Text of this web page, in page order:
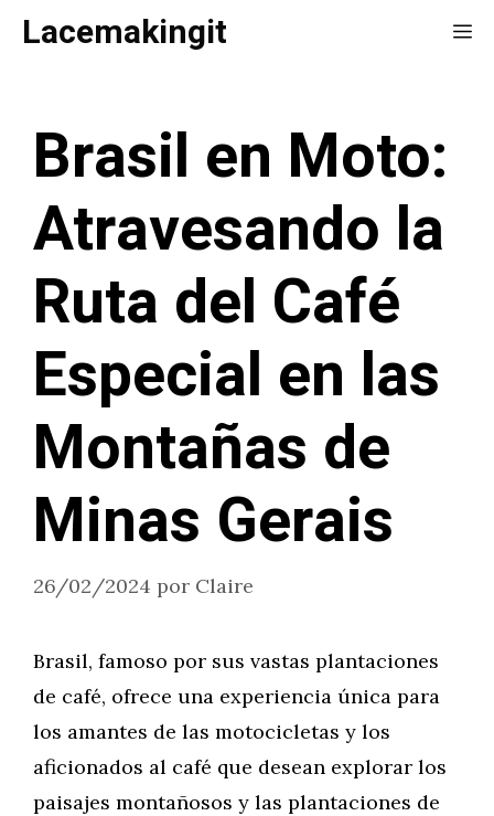
SaltarLacemakingit
Brasil en Moto:
Atravesando la
Ruta del Café
Especial en las
Montañas de
Minas Gerais
26/02/2024 por Claire
Brasil, famoso por sus vastas plantaciones
de café, ofrece una experiencia única para
los amantes de las motocicletas y los
aficionados al café que desean explorar los
paisajes montañosos y las plantaciones de